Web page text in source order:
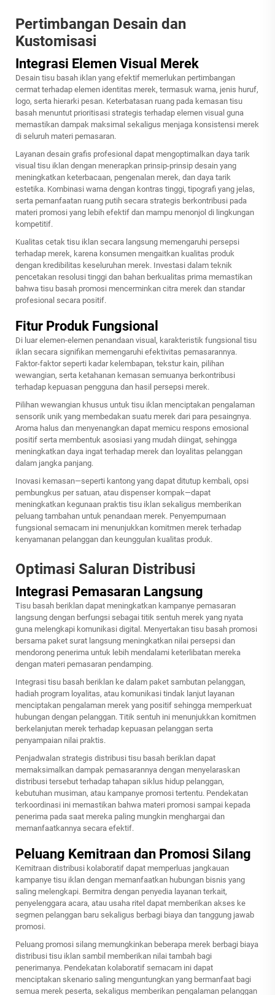
Pertimbangan Desain dan
Kustomisasi
Integrasi Elemen Visual Merek
Desain tisu basah iklan yang efektif memerlukan pertimbangan
cermat terhadap elemen identitas merek, termasuk warna, jenis huruf,
logo, serta hierarki pesan. Keterbatasan ruang pada kemasan tisu
basah menuntut prioritisasi strategis terhadap elemen visual guna
memastikan dampak maksimal sekaligus menjaga konsistensi merek
di seluruh materi pemasaran.
Layanan desain grafis profesional dapat mengoptimalkan daya tarik
visual tisu iklan dengan menerapkan prinsip-prinsip desain yang
meningkatkan keterbacaan, pengenalan merek, dan daya tarik
estetika. Kombinasi warna dengan kontras tinggi, tipografi yang jelas,
serta pemanfaatan ruang putih secara strategis berkontribusi pada
materi promosi yang lebih efektif dan mampu menonjol di lingkungan
kompetitif.
Kualitas cetak tisu iklan secara langsung memengaruhi persepsi
terhadap merek, karena konsumen mengaitkan kualitas produk
dengan kredibilitas keseluruhan merek. Investasi dalam teknik
pencetakan resolusi tinggi dan bahan berkualitas prima memastikan
bahwa tisu basah promosi mencerminkan citra merek dan standar
profesional secara positif.
Fitur Produk Fungsional
Di luar elemen-elemen penandaan visual, karakteristik fungsional tisu
iklan secara signifikan memengaruhi efektivitas pemasarannya.
Faktor-faktor seperti kadar kelembapan, tekstur kain, pilihan
wewangian, serta ketahanan kemasan semuanya berkontribusi
terhadap kepuasan pengguna dan hasil persepsi merek.
Pilihan wewangian khusus untuk tisu iklan menciptakan pengalaman
sensorik unik yang membedakan suatu merek dari para pesaingnya.
Aroma halus dan menyenangkan dapat memicu respons emosional
positif serta membentuk asosiasi yang mudah diingat, sehingga
meningkatkan daya ingat terhadap merek dan loyalitas pelanggan
dalam jangka panjang.
Inovasi kemasan—seperti kantong yang dapat ditutup kembali, opsi
pembungkus per satuan, atau dispenser kompak—dapat
meningkatkan kegunaan praktis tisu iklan sekaligus memberikan
peluang tambahan untuk penandaan merek. Penyempurnaan
fungsional semacam ini menunjukkan komitmen merek terhadap
kenyamanan pelanggan dan keunggulan kualitas produk.
Optimasi Saluran Distribusi
Integrasi Pemasaran Langsung
Tisu basah beriklan dapat meningkatkan kampanye pemasaran
langsung dengan berfungsi sebagai titik sentuh merek yang nyata
guna melengkapi komunikasi digital. Menyertakan tisu basah promosi
bersama paket surat langsung meningkatkan nilai persepsi dan
mendorong penerima untuk lebih mendalami keterlibatan mereka
dengan materi pemasaran pendamping.
Integrasi tisu basah beriklan ke dalam paket sambutan pelanggan,
hadiah program loyalitas, atau komunikasi tindak lanjut layanan
menciptakan pengalaman merek yang positif sehingga memperkuat
hubungan dengan pelanggan. Titik sentuh ini menunjukkan komitmen
berkelanjutan merek terhadap kepuasan pelanggan serta
penyampaian nilai praktis.
Penjadwalan strategis distribusi tisu basah beriklan dapat
memaksimalkan dampak pemasarannya dengan menyelaraskan
distribusi tersebut terhadap tahapan siklus hidup pelanggan,
kebutuhan musiman, atau kampanye promosi tertentu. Pendekatan
terkoordinasi ini memastikan bahwa materi promosi sampai kepada
penerima pada saat mereka paling mungkin menghargai dan
memanfaatkannya secara efektif.
Peluang Kemitraan dan Promosi Silang
Kemitraan distribusi kolaboratif dapat memperluas jangkauan
kampanye tisu iklan dengan memanfaatkan hubungan bisnis yang
saling melengkapi. Bermitra dengan penyedia layanan terkait,
penyelenggara acara, atau usaha ritel dapat memberikan akses ke
segmen pelanggan baru sekaligus berbagi biaya dan tanggung jawab
promosi.
Peluang promosi silang memungkinkan beberapa merek berbagi biaya
distribusi tisu iklan sambil memberikan nilai tambah bagi
penerimanya. Pendekatan kolaboratif semacam ini dapat
menciptakan skenario saling menguntungkan yang bermanfaat bagi
semua merek peserta, sekaligus memberikan pengalaman pelanggan